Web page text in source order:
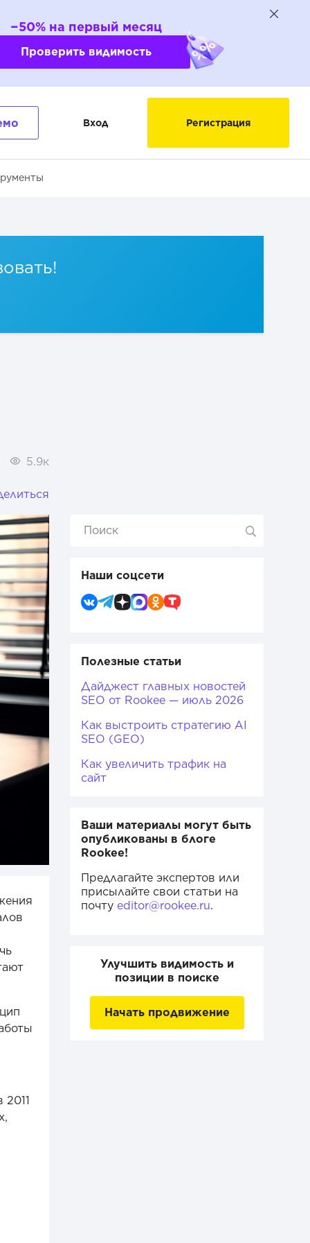
−50% на первый месяц
Проверить видимость
Вход Регистрация
5.9к
Наши соцсети
Полезные статьи
Дайджест главных новостей
SEO от Rookee — июль 2026
Как выстроить стратегию AI
SEO (GEO)
Как увеличить трафик на
сайт
Ваши материалы могут быть
опубликованы в блоге
Rookee!
Предлагайте экспертов или
присылайте свои статьи на
почту editor@rookee.ru.
Улучшить видимость и
позиции в поиске
Начать продвижение